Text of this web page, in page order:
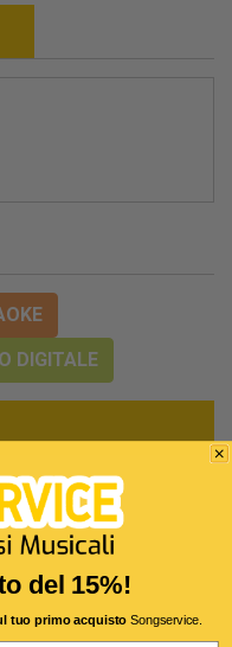
DIGITALE
del 15%!
tuo primo acquistoSongservice.